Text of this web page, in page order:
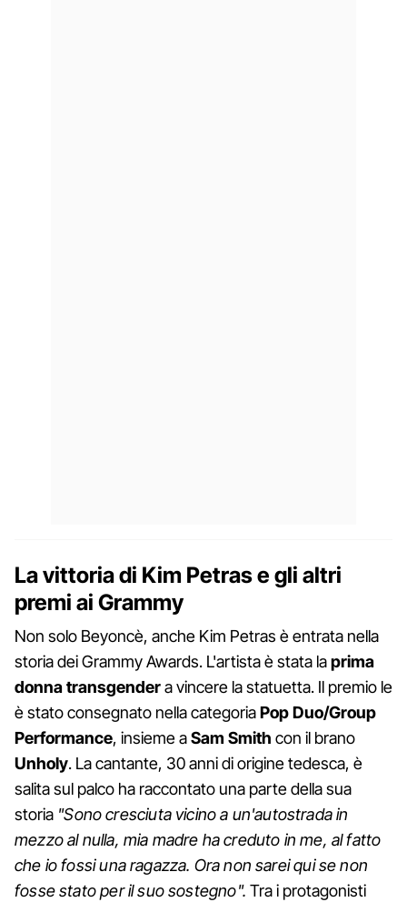
La vittoria di Kim Petras e gli altri
premi ai Grammy
Non solo Beyoncè, anche Kim Petras è entrata nella
storia dei Grammy Awards. L'artista è stata laprima
donna transgendera vincere la statuetta. Il premio le
è stato consegnato nella categoriaPop Duo/Group
Performance, insieme aSam Smith con il brano
Unholy. La cantante, 30 anni di origine tedesca, è
salita sul palco ha raccontato una parte della sua
storia "Sono cresciuta vicino a un'autostrada in
mezzo al nulla, mia madre ha creduto in me, al fatto
che io fossi una ragazza. Ora non sarei qui se non
fosse stato per il suo sostegno".Tra i protagonisti